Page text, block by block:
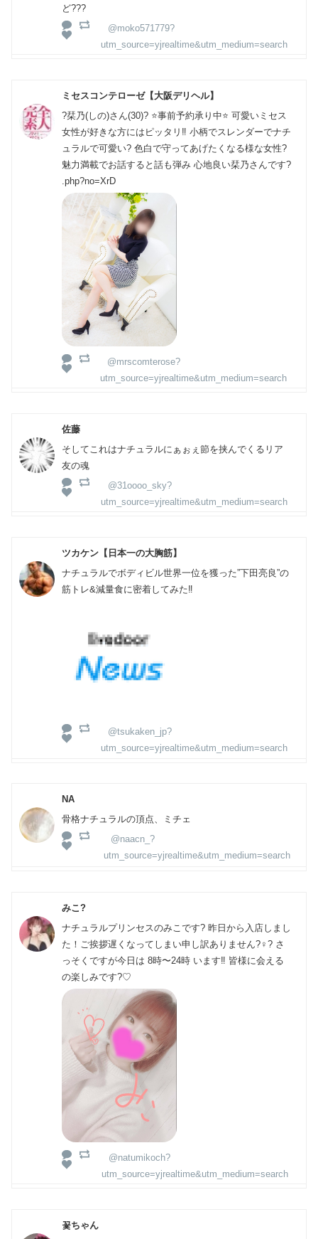
ど???
@moko571779?
utm_source=yjrealtime&utm_medium=search
ミセスコンテローゼ【大阪デリヘル】
?栞乃(しの)さん(30)? ⭐️事前予約承り中⭐️ 可愛いミセス
女性が好きな方にはピッタリ‼️ 小柄でスレンダーでナチ
ュラルで可愛い? 色白で守ってあげたくなる様な女性?
魅力満載でお話すると話も弾み 心地良い栞乃さんです?
.php?no=XrD
@mrscomterose?
utm_source=yjrealtime&utm_medium=search
佐藤
そしてこれはナチュラルにぁぉぇ節を挟んでくるリア
友の魂
@31oooo_sky?
utm_source=yjrealtime&utm_medium=search
ツカケン【日本一の大胸筋】
ナチュラルでボディビル世界一位を獲った”下田亮良”の
筋トレ&減量食に密着してみた‼︎
@tsukaken_jp?
utm_source=yjrealtime&utm_medium=search
NA
骨格ナチュラルの頂点、ミチェ
@naacn_?
utm_source=yjrealtime&utm_medium=search
みこ?
ナチュラルプリンセスのみこです? 昨日から入店しまし
た！ご挨拶遅くなってしまい申し訳ありません?‍♀️? さ
っそくですが今日は 8時〜24時 います‼️ 皆様に会える
の楽しみです?♡
@natumikoch?
utm_source=yjrealtime&utm_medium=search
꽃ちゃん